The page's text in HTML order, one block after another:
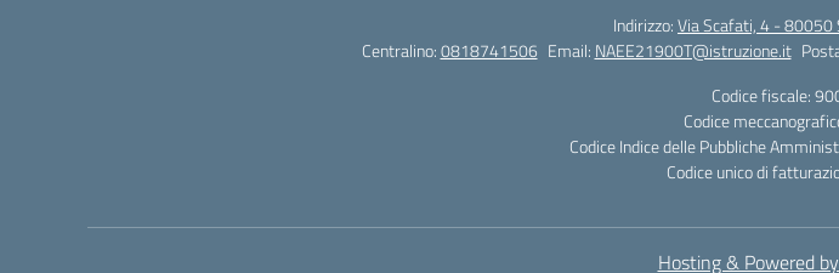
Indirizzo:Via Scafati, 4 - 80050
Centralino:0818741506 Email: NAEE21900T@istruzione.it
Codice fiscale:
Codice
Codice Indice delle Pubbliche
Codice unico di
Hosting & Powered